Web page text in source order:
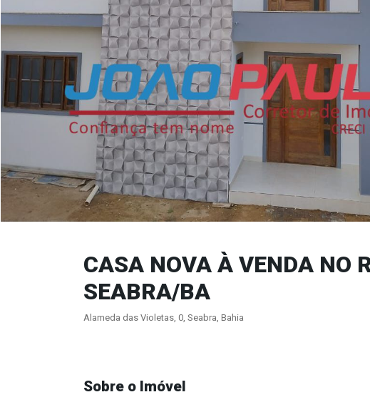
CASA NOVA À VENDA NO
SEABRA/BA
Alameda das Violetas, 0, Seabra, Bahia
Sobre o Imóvel